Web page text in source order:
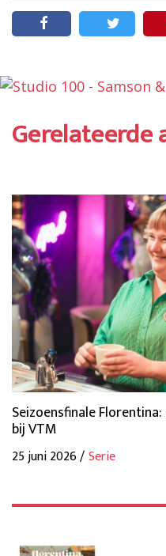
Gerelateerde
Seizoensfinale
bij VTM
25 juni 2026 /Serie